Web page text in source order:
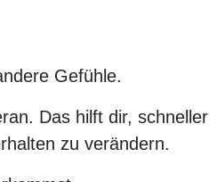
Gefühle.
Das hilft dir, schneller
zu verändern.